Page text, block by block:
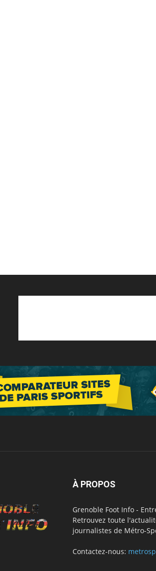
À PROPOS
Grenoble Foot Info -
Retrouvez toute
journalistes de Métro-
Contactez-nous: